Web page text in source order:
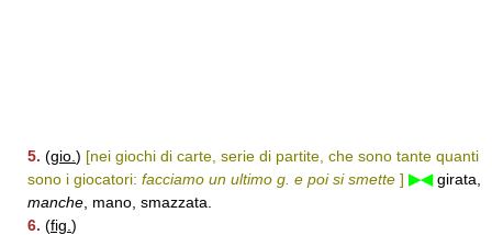
5. (gio. ) [nei giochi di carte, serie di partite, che sono tante quanti
sono i giocatori: facciamo un ultimo g. e poi si smette ] ▶◀girata,
manche , mano, smazzata.
6. (fig. )